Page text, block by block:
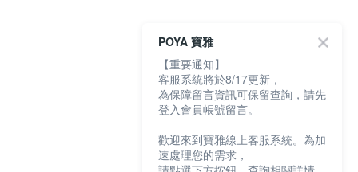
POYA 寶雅
【重要通知】
客服系統將於8/17更新，
為保障留言資訊可保留查詢，請先
登入會員帳號留言。
歡迎來到寶雅線上客服系統。為加
速處理您的需求，